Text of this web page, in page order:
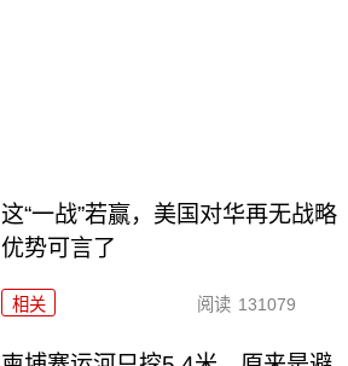
这“一战”若赢，美国对华再无战略
优势可言了
相关 阅读 131079